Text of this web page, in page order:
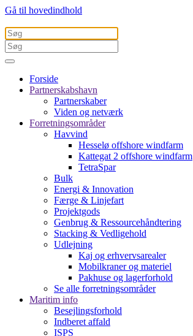
Gå til hovedindhold
Forside
Partnerskabshavn
Partnerskaber
Viden og netværk
Forretningsområder
Havvind
Hesselø offshore windfarm
Kattegat 2 offshore windfarm
TetraSpar
Bulk
Energi & Innovation
Færge & Linjefart
Projektgods
Genbrug & Ressourcehåndtering
Stacking & Vedligehold
Udlejning
Kaj og erhvervsarealer
Mobilkraner og materiel
Pakhuse og lagerforhold
Se alle forretningsområder
Maritim info
Besejlingsforhold
Indberet affald
ISPS